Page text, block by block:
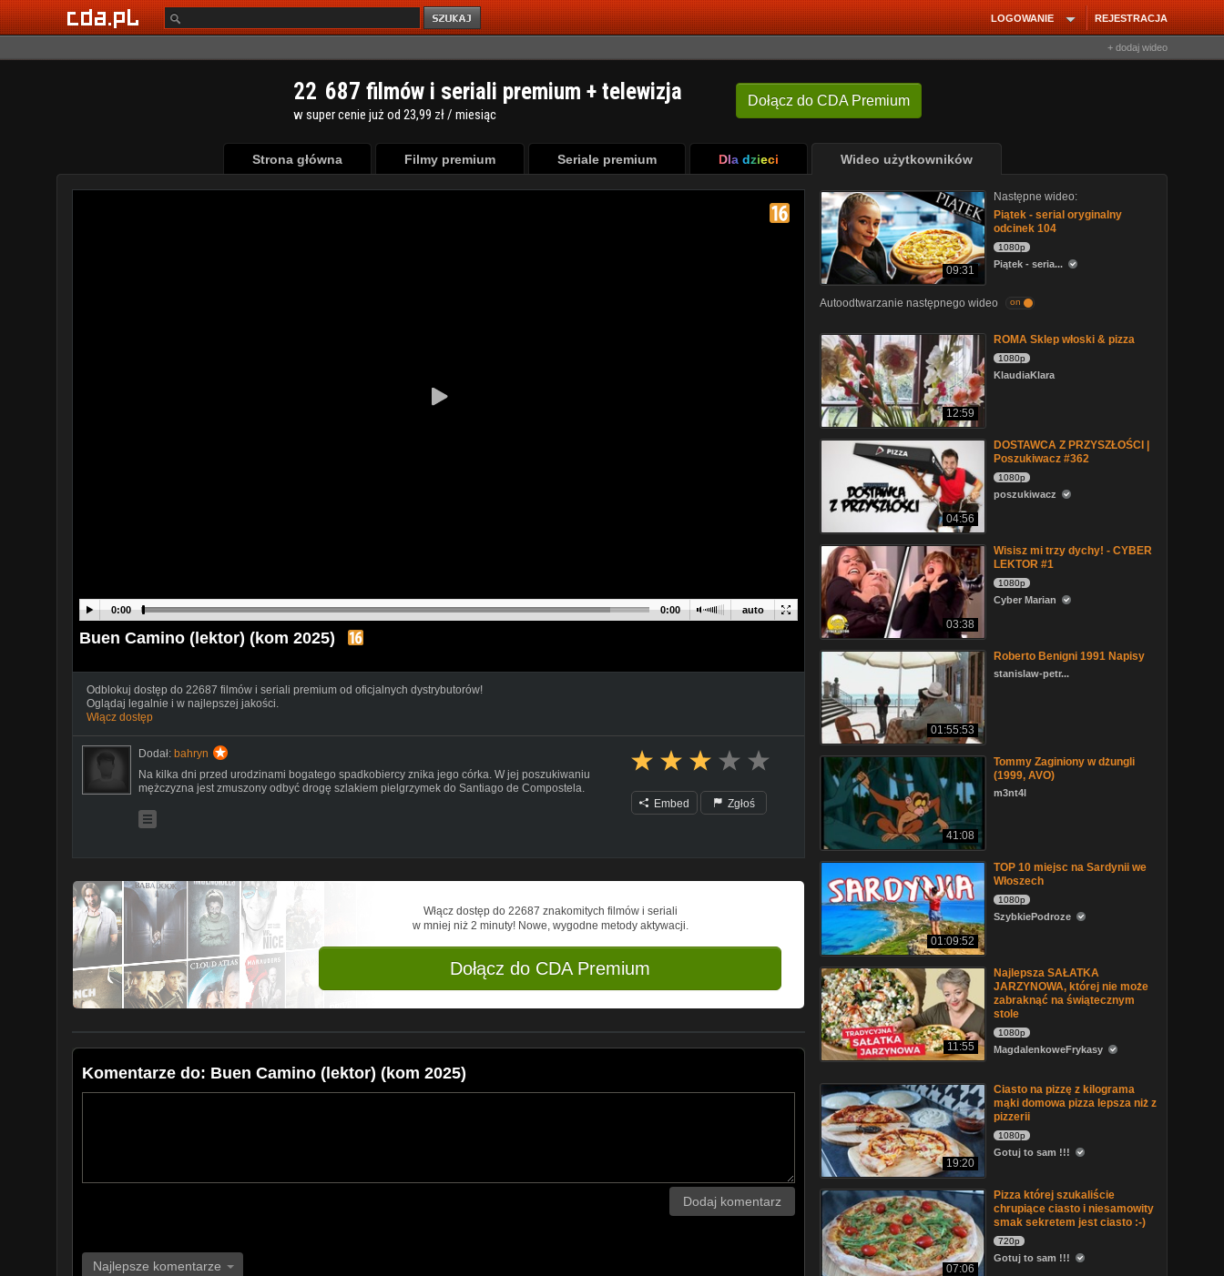
REJESTRACJA
LOGOWANIE
+ dodaj wideo
Dołącz do CDA Premium
22 687 filmów i seriali premium + telewizja
w super cenie już od 23,99 zł / miesiąc
Strona główna Filmy premium Seriale premium Dla dzieci Wideo użytkowników
auto
0:00 0:00
Buen Camino (lektor) (kom 2025)
Odblokuj dostęp do 22687 filmów i seriali premium od oficjalnych dystrybutorów!
Oglądaj legalnie i w najlepszej jakości.
Włącz dostęp
Dodał: bahryn
Na kilka dni przed urodzinami bogatego spadkobiercy znika jego córka. W jej poszukiwaniu
mężczyzna jest zmuszony odbyć drogę szlakiem pielgrzymek do Santiago de Compostela.
Embed
Zgłoś
Włącz dostęp do 22687 znakomitych filmów i seriali
w mniej niż 2 minuty! Nowe, wygodne metody aktywacji.
Dołącz do CDA Premium
Komentarze do: Buen Camino (lektor) (kom 2025)
Dodaj komentarz
Najlepsze komentarze
09:31
Następne wideo:
Piątek - serial oryginalny
odcinek 104
1080p
Piątek - seria...
Autoodtwarzanie następnego wideo on
12:59
ROMA Sklep włoski & pizza
1080p
KlaudiaKlara
04:56
DOSTAWCA Z PRZYSZŁOŚCI |
Poszukiwacz #362
1080p
poszukiwacz
03:38
Wisisz mi trzy dychy! - CYBER
LEKTOR #1
1080p
Cyber Marian
01:55:53
Roberto Benigni 1991 Napisy
stanislaw-petr...
41:08
Tommy Zaginiony w dżungli
(1999, AVO)
m3nt4l
01:09:52
TOP 10 miejsc na Sardynii we
Włoszech
1080p
SzybkiePodroze
11:55
Najlepsza SAŁATKA
JARZYNOWA, której nie może
zabraknąć na świątecznym
stole
1080p
MagdalenkoweFrykasy
19:20
Ciasto na pizzę z kilograma
mąki domowa pizza lepsza niż z
pizzerii
1080p
Gotuj to sam !!!
07:06
Pizza której szukaliście
chrupiące ciasto i niesamowity
smak sekretem jest ciasto :-)
720p
Gotuj to sam !!!